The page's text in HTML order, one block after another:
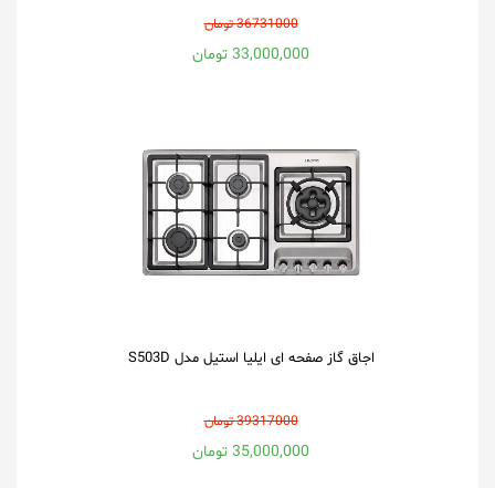
36731000 تومان
33,000,000 تومان
اجاق گاز صفحه ای ایلیا استیل مدل S503D
39317000 تومان
35,000,000 تومان